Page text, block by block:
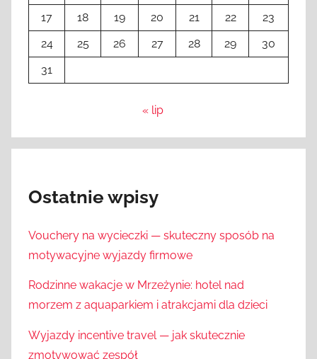
17
18 19 20 21 22
23
24
25 26 27 28 29
30
31
« lip
Ostatnie wpisy
Vouchery na wycieczki — skuteczny sposób na
motywacyjne wyjazdy firmowe
Rodzinne wakacje w Mrzeżynie: hotel nad
morzem z aquaparkiem i atrakcjami dla dzieci
Wyjazdy incentive travel — jak skutecznie
zmotywować zespół